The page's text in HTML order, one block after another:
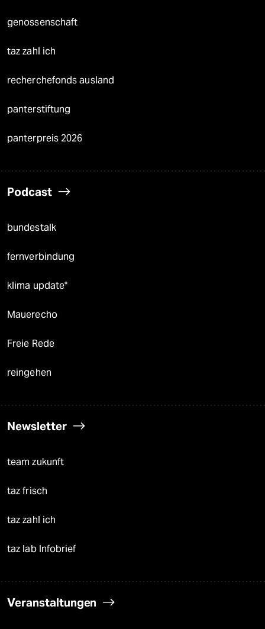
genossenschaft
taz zahl ich
recherchefonds ausland
panterstiftung
panterpreis 2026
Podcast
bundestalk
fernverbindung
klima update°
Mauerecho
Freie Rede
reingehen
Newsletter
team zukunft
taz frisch
taz zahl ich
taz lab Infobrief
Veranstaltungen